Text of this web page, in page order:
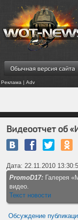
Обычная версия сайта
Реклама | Adv
Видеоотчет об
Дата: 22.11.2010
PromoD17: Галерея
видео.
Текст новости
Обсуждение